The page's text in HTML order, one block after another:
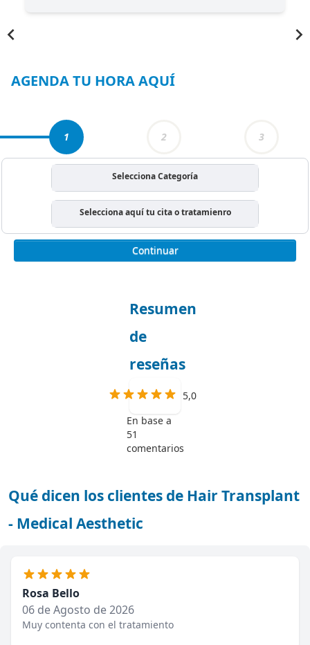
AGENDA TU HORA AQUÍ
1 2 3
Selecciona Categoría
Selecciona aquí tu cita o tratamienro
Continuar
Resumen
de
reseñas
5,0
En base a
51
comentarios
Qué dicen los clientes de Hair Transplant
- Medical Aesthetic
Rosa Bello
06 de Agosto de 2026
Muy contenta con el tratamiento